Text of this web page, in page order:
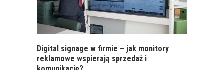
Digital signage w firmie – jak monitory
reklamowe wspierają sprzedaż i